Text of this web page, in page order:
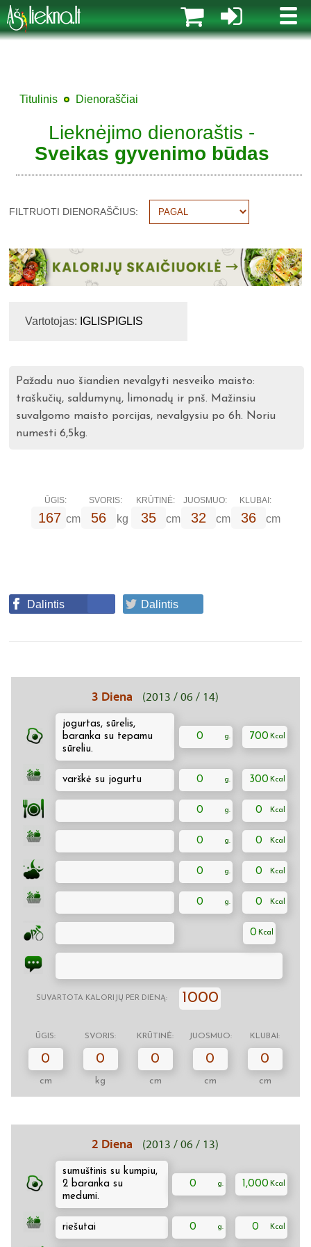
MENIU
Titulinis Dienoraščiai
Lieknėjimo dienoraštis -
Sveikas gyvenimo būdas
FILTRUOTI DIENORAŠČIUS:
Vartotojas: IGLISPIGLIS
Pažadu nuo šiandien nevalgyti nesveiko maisto:
traškučių, saldumynų, limonadų ir pnš. Mažinsiu
suvalgomo maisto porcijas, nevalgysiu po 6h. Noriu
numesti 6,5kg.
ŪGIS: SVORIS: KRŪTINĖ: JUOSMUO: KLUBAI:
167 cm 56 kg 35 cm 32 cm 36 cm
Dalintis Dalintis
3 Diena (2013 / 06 / 14)
jogurtas, sūrelis,
baranka su tepamu
sūreliu.
0 700
varškė su jogurtu 0 300
0 0
0 0
0 0
0 0
0
SUVARTOTA KALORIJŲ PER DIENĄ: 1000
ŪGIS: SVORIS: KRŪTINĖ: JUOSMUO: KLUBAI:
0
cm
0
kg
0
cm
0
cm
0
cm
2 Diena (2013 / 06 / 13)
sumuštinis su kumpiu,
2 baranka su
medumi.
0 1,000
riešutai 0 0